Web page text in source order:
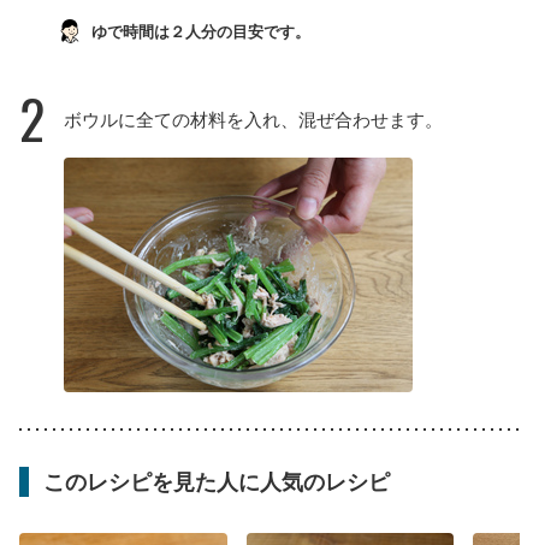
ゆで時間は２人分の目安です。
2 ボウルに全ての材料を入れ、混ぜ合わせます。
このレシピを見た人に人気のレシピ